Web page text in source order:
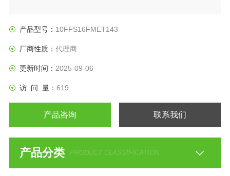
产品型号： 10FFS16FMET143
厂商性质： 代理商
更新时间： 2025-09-06
访 问 量： 619
产品咨询 联系我们
产品分类 PRODUCT CLASSIFICATION